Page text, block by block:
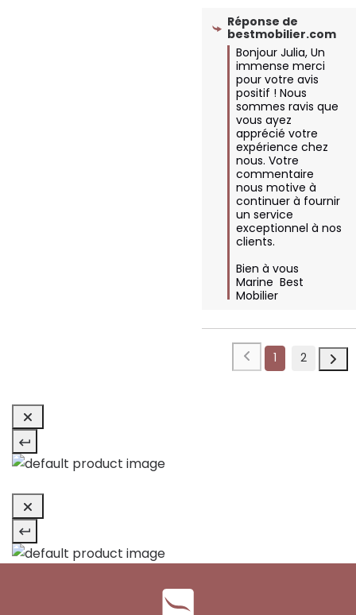
Réponse de
bestmobilier.com
Bonjour Julia, Un
immense merci
pour votre avis
positif ! Nous
sommes ravis que
vous ayez
apprécié votre
expérience chez
nous. Votre
commentaire
nous motive à
continuer à fournir
un service
exceptionnel à nos
clients.
Bien à vous
Marine  Best
Mobilier
1 2